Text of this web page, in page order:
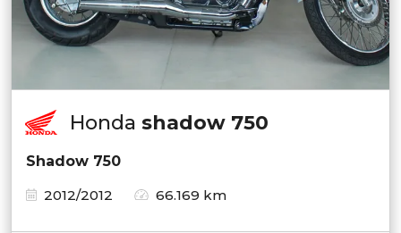
Honda shadow 750
Shadow 750
2012/2012
66.169 km